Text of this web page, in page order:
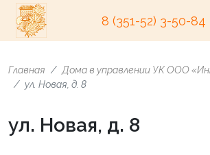
8 (351-52) 3-50-84
Главная
Дома в управлении УК ООО
ул. Новая, д. 8
ул. Новая, д. 8